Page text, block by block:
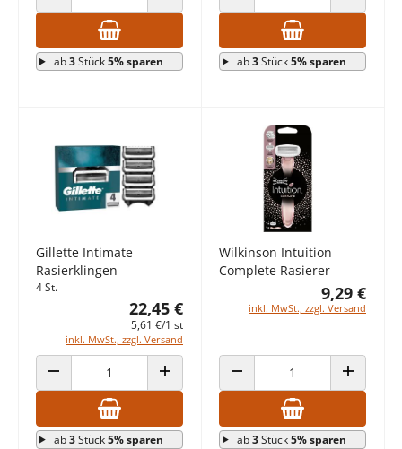
ANZAHL VERRINGERN ANZAHL ERHÖHEN
ab3Stück5% sparen
ANZAHL VERRINGERN ANZAHL
ab3Stück5% sparen
Gillette Intimate
Rasierklingen
4 St.
22,45 €
5,61 €/1 st
inkl. MwSt., zzgl. Versand
ANZAHL VERRINGERN ANZAHL ERHÖHEN
ab3Stück5% sparen
Wilkinson Intuition
Complete Rasierer
9,29 €
inkl. MwSt., zzgl. Versand
ANZAHL VERRINGERN ANZAHL
ab3Stück5% sparen